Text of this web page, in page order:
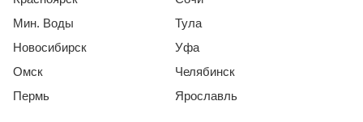
Мин. Воды
Новосибирск
Омск
Пермь
Тула
Уфа
Челябинск
Ярославль